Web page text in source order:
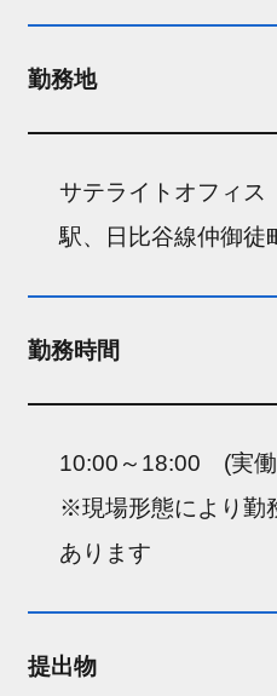
勤務地
サテライトオフィス
駅、日比谷線仲御徒
勤務時間
10:00～18:00 (実
※現場形態により勤
あります
提出物